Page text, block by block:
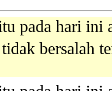
pada hari ini
bersalah